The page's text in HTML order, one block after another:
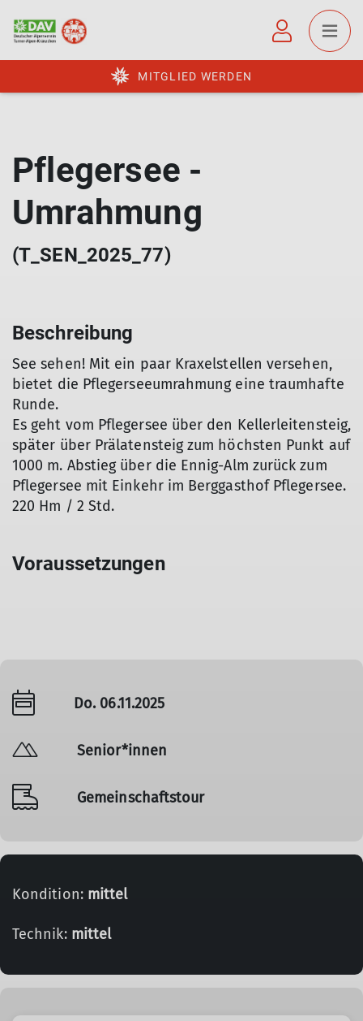
MITGLIED WERDEN
Pflegersee -
Umrahmung
(T_SEN_2025_77)
Beschreibung
See sehen! Mit ein paar Kraxelstellen versehen,
bietet die Pflegerseeumrahmung eine traumhafte
Runde.
Es geht vom Pflegersee über den Kellerleitensteig,
später über Prälatensteig zum höchsten Punkt auf
1000 m. Abstieg über die Ennig-Alm zurück zum
Pflegersee mit Einkehr im Berggasthof Pflegersee.
220 Hm / 2 Std.
Voraussetzungen
Do. 06.11.2025
Senior*innen
Gemeinschaftstour
Kondition: mittel
Technik: mittel